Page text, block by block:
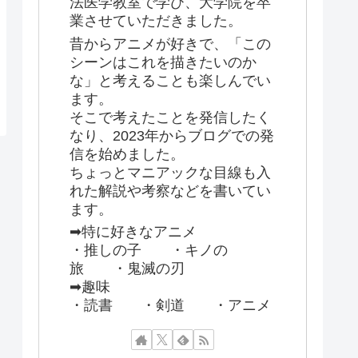
業させていただきました。
昔からアニメが好きで、「この
シーンはこれを描きたいのか
な」と考えることも楽しんでい
ます。
そこで考えたことを発信したく
なり、2023年からブログでの発
信を始めました。
ちょっとマニアックな目線も入
れた解説や考察などを書いてい
ます。
➡特に好きなアニメ
・推しの子 ・キノの
旅 ・鬼滅の刃
➡趣味
・読書 ・剣道 ・アニメ